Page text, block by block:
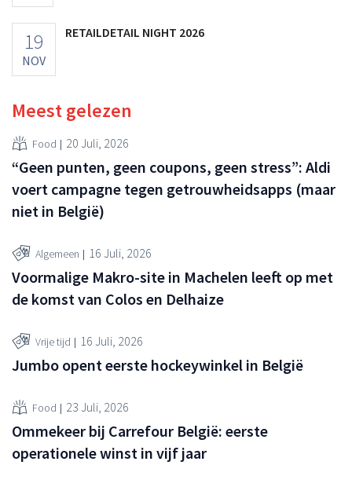
19
NOV
RETAILDETAIL NIGHT 2026
Meest gelezen
Food 20 Juli, 2026
“Geen punten, geen coupons, geen stress”: Aldi
voert campagne tegen getrouwheidsapps (maar
niet in België)
Algemeen 16 Juli, 2026
Voormalige Makro-site in Machelen leeft op met
de komst van Colos en Delhaize
Vrije tijd 16 Juli, 2026
Jumbo opent eerste hockeywinkel in België
Food 23 Juli, 2026
Ommekeer bij Carrefour België: eerste
operationele winst in vijf jaar